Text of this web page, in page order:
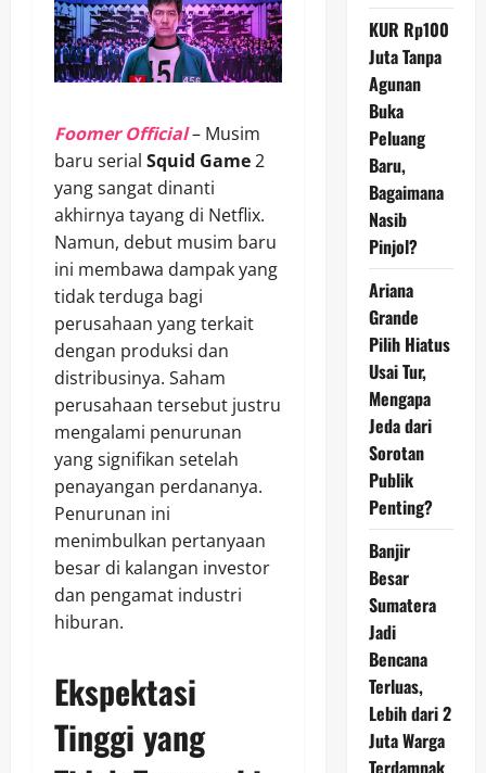
Foomer Official– Musim
baru serial Squid Game2
yang sangat dinanti
akhirnya tayang di Netflix.
Namun, debut musim baru
ini membawa dampak yang
tidak terduga bagi
perusahaan yang terkait
dengan produksi dan
distribusinya. Saham
perusahaan tersebut justru
mengalami penurunan
yang signifikan setelah
penayangan perdananya.
Penurunan ini
menimbulkan pertanyaan
besar di kalangan investor
dan pengamat industri
hiburan.
Ekspektasi
Tinggi yang
KUR Rp100
Juta Tanpa
Agunan
Buka
Peluang
Baru,
Bagaimana
Nasib
Pinjol?
Ariana
Grande
Pilih Hiatus
Usai Tur,
Mengapa
Jeda dari
Sorotan
Publik
Penting?
Banjir
Besar
Sumatera
Jadi
Bencana
Terluas,
Lebih dari 2
Juta Warga
Terdampak